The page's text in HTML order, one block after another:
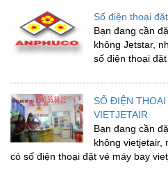
Số điện thoại
Bạn đang cần
không Jetstar,
số điện thoại
SỐ ĐIỆN
VIETJETAIR
Bạn đang cần
không vietjetair,
có số điện thoại đặt vé máy bay